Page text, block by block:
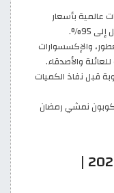
عالمية بأسعار
95%.
والإكسسوارات
والأصدقاء.
قبل نفاذ الكميات
نمشي رمضان
أبرز عروض نمشي رمضان 2026 |